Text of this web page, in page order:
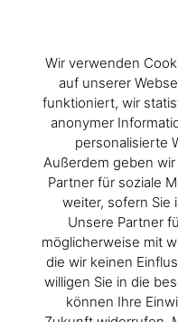
Wir verwenden
auf unserer
funktioniert, wir
anonymer
personalisierte
Außerdem geben
Partner für soziale
weiter, sofern Sie
Unsere Partner
möglicherweise mit
die wir keinen
willigen Sie in die
können Ihre
Athlete,